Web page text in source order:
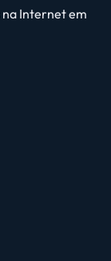
na Internet em